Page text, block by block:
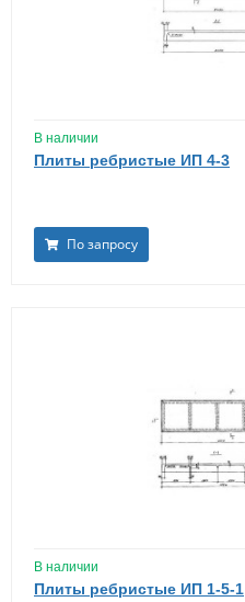
В наличии
Плиты ребристые ИП 4-3
По запросу
В наличии
Плиты ребристые ИП 1-5-1